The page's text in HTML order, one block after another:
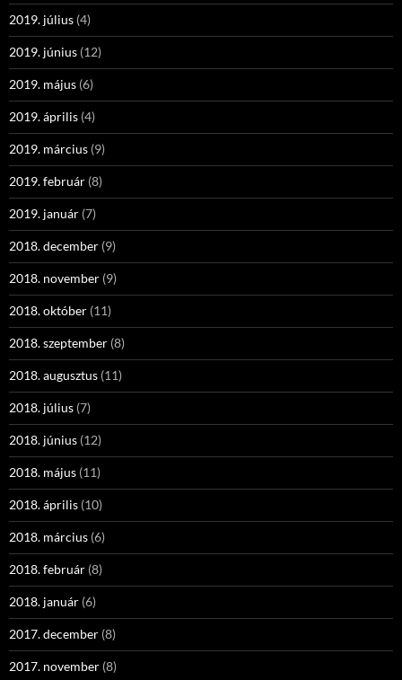
2019. július (4)
2019. június (12)
2019. május (6)
2019. április (4)
2019. március (9)
2019. február (8)
2019. január (7)
2018. december (9)
2018. november (9)
2018. október (11)
2018. szeptember (8)
2018. augusztus (11)
2018. július (7)
2018. június (12)
2018. május (11)
2018. április (10)
2018. március (6)
2018. február (8)
2018. január (6)
2017. december (8)
2017. november (8)